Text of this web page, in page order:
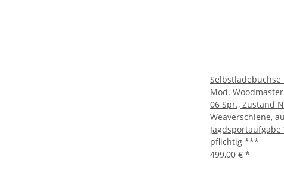
Selbstladebüchse
Mod.
06 Spr., Zustand
Weaverschiene,
pflichtig ***
499,00 € *